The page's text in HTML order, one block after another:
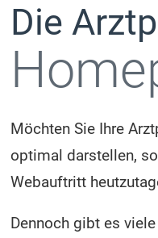
Die
Möchten Sie Ihre
optimal darstellen,
Webauftritt
Dennoch gibt es